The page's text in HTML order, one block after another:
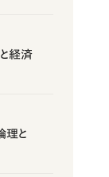
経済
理と